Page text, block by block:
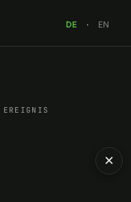
DE · EN
EREIGNIS
×